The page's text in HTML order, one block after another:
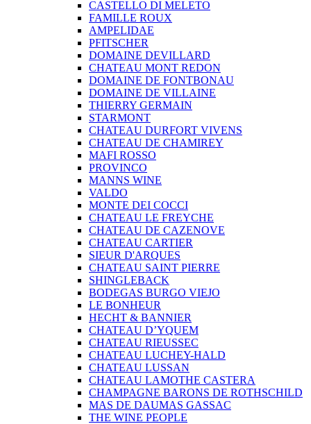
CASTELLO DI MELETO
FAMILLE ROUX
AMPELIDAE
PFITSCHER
DOMAINE DEVILLARD
CHATEAU MONT REDON
DOMAINE DE FONTBONAU
DOMAINE DE VILLAINE
THIERRY GERMAIN
STARMONT
CHATEAU DURFORT VIVENS
CHATEAU DE CHAMIREY
MAFI ROSSO
PROVINCO
MANNS WINE
VALDO
MONTE DEI COCCI
CHATEAU LE FREYCHE
CHATEAU DE CAZENOVE
CHATEAU CARTIER
SIEUR D'ARQUES
CHATEAU SAINT PIERRE
SHINGLEBACK
BODEGAS BURGO VIEJO
LE BONHEUR
HECHT & BANNIER
CHATEAU D’YQUEM
CHATEAU RIEUSSEC
CHATEAU LUCHEY-HALD
CHATEAU LUSSAN
CHATEAU LAMOTHE CASTERA
CHAMPAGNE BARONS DE ROTHSCHILD
MAS DE DAUMAS GASSAC
THE WINE PEOPLE